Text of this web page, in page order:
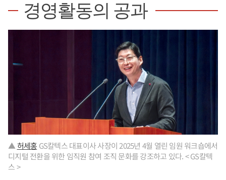
경영활동의 공과
▲허세홍 GS칼텍스 대표이사 사장이 2025년 4월 열린 임원 워크숍에서
디지털 전환을 위한 임직원 참여 조직 문화를 강조하고 있다. < GS칼텍
스 >